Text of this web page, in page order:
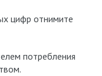
цифр отнимите
потребления